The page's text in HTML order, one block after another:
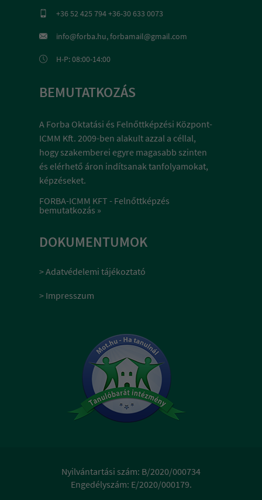
+36 52 425 794 +36-30 633 0073
info@forba.hu, forbamail@gmail.com
H-P: 08:00-14:00
BEMUTATKOZÁS
A Forba Oktatási és Felnőttképzési Központ-
ICMM Kft. 2009-ben alakult azzal a céllal,
hogy szakemberei egyre magasabb szinten
és elérhető áron indítsanak tanfolyamokat,
képzéseket.
FORBA-ICMM KFT - Felnőttképzés
bemutatkozás »
DOKUMENTUMOK
> Adatvédelemi tájékoztató
> Impresszum
Nyilvántartási szám: B/2020/000734
Engedélyszám: E/2020/000179.